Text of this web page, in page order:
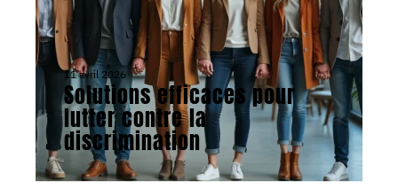
11 avril 2026
Solutions efficaces pour
lutter contre la
discrimination